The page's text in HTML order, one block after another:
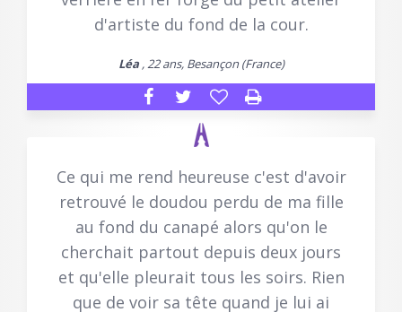
d'artiste du fond de la cour.
Léa, 22 ans, Besançon (France)
Ce qui me rend heureuse c'est d'avoir
retrouvé le doudou perdu de ma fille
au fond du canapé alors qu'on le
cherchait partout depuis deux jours
et qu'elle pleurait tous les soirs. Rien
que de voir sa tête quand je lui ai